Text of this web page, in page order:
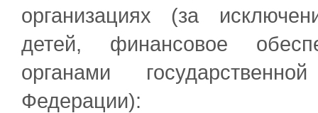
организациях (за
детей, финансовое
органами
Федерации):